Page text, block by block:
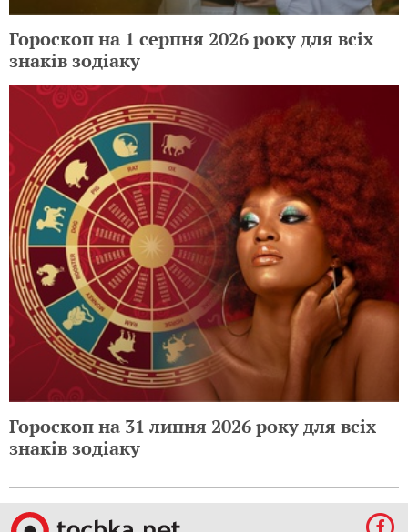
Гороскоп на 1 серпня 2026 року для всіх
знаків зодіаку
Гороскоп на 31 липня 2026 року для всіх
знаків зодіаку